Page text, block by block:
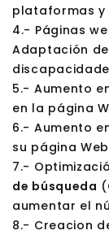
plataformas y
4.- Páginas
Adaptación
5.- Aumento
en la página
6.- Aumento
su página
7.-
de búsqueda
aumentar el
8.- Creacion